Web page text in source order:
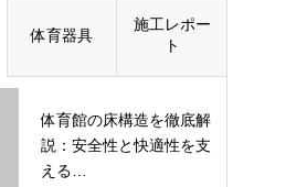
体育器具
施工レポー
ト
体育館の床構造を徹底解
説：安全性と快適性を支
える…